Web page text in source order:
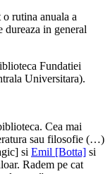
o rutina anuala a
dureaza in general
Fundatiei
Universitara).
Cea mai
sau filosofie (…)
si Emil [Botta] si
Radem pe cat